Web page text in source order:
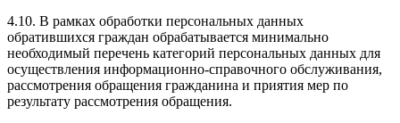
4.10. В рамках обработки персональных данных
обратившихся граждан обрабатывается минимально
необходимый перечень категорий персональных данных для
осуществления информационно-справочного обслуживания,
рассмотрения обращения гражданина и приятия мер по
результату рассмотрения обращения.